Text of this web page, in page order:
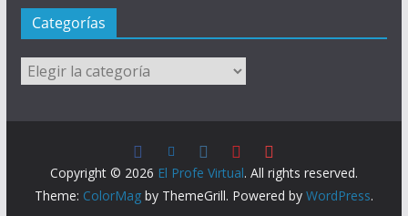
Categorías
Categorías
Copyright © 2026 El Profe Virtual. All rights reserved.
Theme: ColorMagby ThemeGrill. Powered by WordPress.